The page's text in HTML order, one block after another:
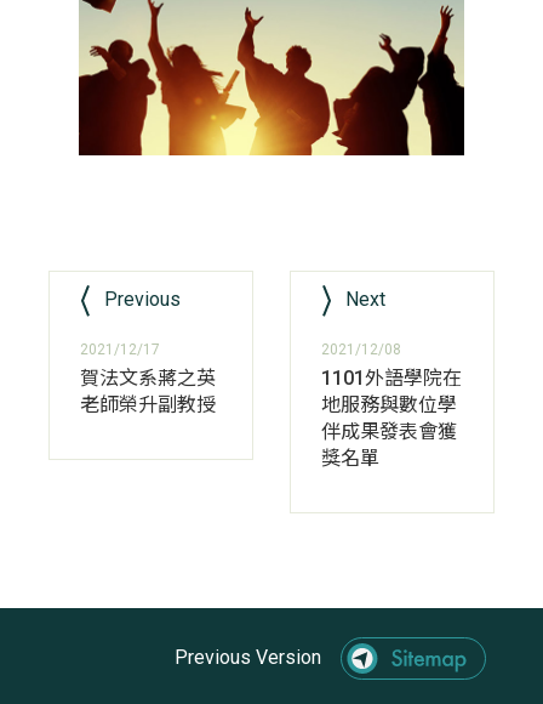
Previous
2021/12/17
賀法文系蔣之英
老師榮升副教授
Next
2021/12/08
1101外語學院在
地服務與數位學
伴成果發表會獲
獎名單
Previous Version